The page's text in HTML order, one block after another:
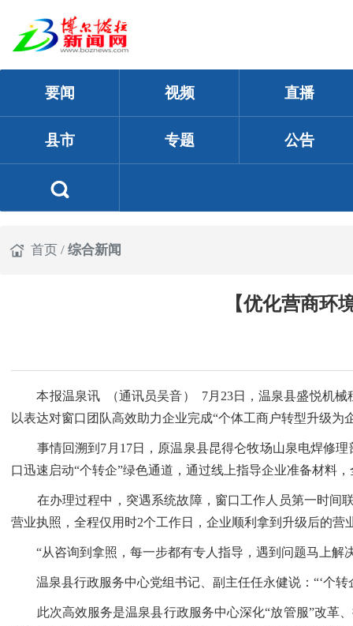
要闻 视频 直播
县市 专题 公告
首页/综合新闻
【优化营商环
本报温泉讯 （通讯员吴音） 7月23日，温泉县盛悦机械
以表达对窗口团队高效助力企业完成“个体工商户转型升级为
事情回溯到7月17日，原温泉县昆得仑牧场山泉电焊修理
口迅速启动“个转企”绿色通道，通过线上指导企业准备材料
在办理过程中，突遇系统故障，窗口工作人员第一时间联
营业执照，全程仅用时2个工作日，企业顺利拿到升级后的
“从咨询到拿照，每一步都有专人指导，遇到问题马上解
温泉县行政服务中心党组书记、副主任任永健说：“‘个转
此次高效服务是温泉县行政服务中心深化“放管服”改革、